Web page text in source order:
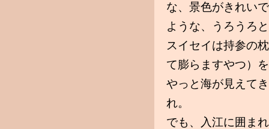
な、景色がきれい
ような、うろうろ
スイセイは持参の
て膨らますやつ）
やっと海が見えて
れ。
でも、入江に囲ま